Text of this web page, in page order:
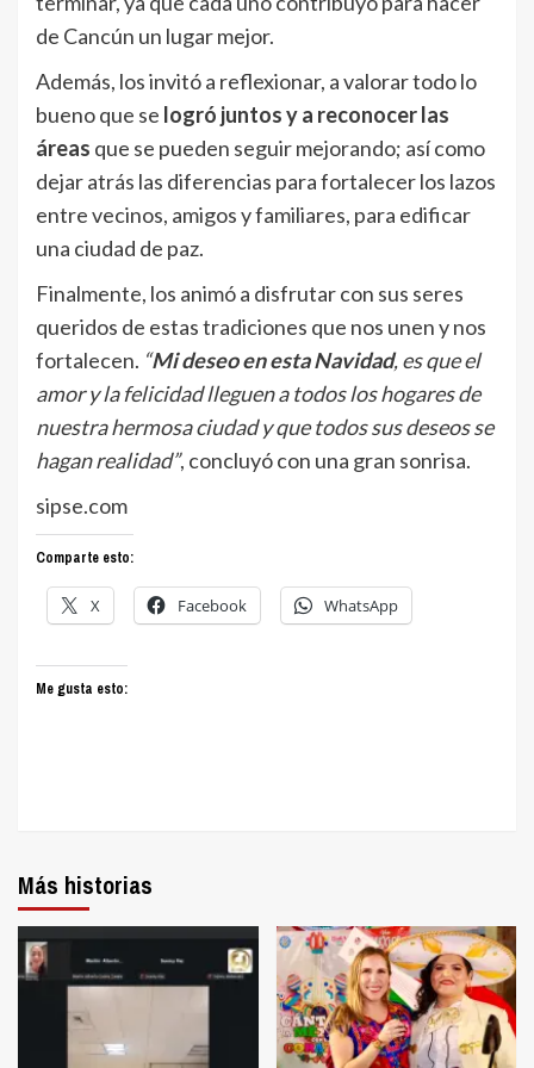
de Cancún un lugar mejor.
Además, los invitó a reflexionar, a valorar todo lo
bueno que se logró juntos y a reconocer las
áreas que se pueden seguir mejorando; así como
dejar atrás las diferencias para fortalecer los lazos
entre vecinos, amigos y familiares, para edificar
una ciudad de paz.
Finalmente, los animó a disfrutar con sus seres
queridos de estas tradiciones que nos unen y nos
fortalecen. “Mi deseo en esta Navidad, es que el
amor y la felicidad lleguen a todos los hogares de
nuestra hermosa ciudad y que todos sus deseos se
hagan realidad”, concluyó con una gran sonrisa.
sipse.com
Comparte esto:
X Facebook WhatsApp
Me gusta esto:
Más historias